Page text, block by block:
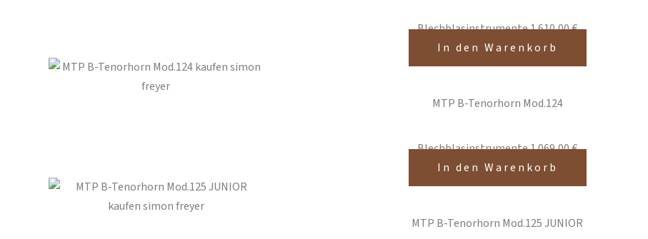
Blechblasinstrumente1.610,00€
In den Warenkorb
MTP B-Tenorhorn Mod.124
Blechblasinstrumente1.069,00€
In den Warenkorb
MTP B-Tenorhorn Mod.125 JUNIOR